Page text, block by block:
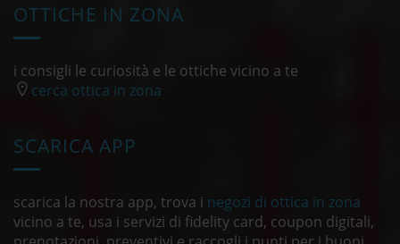
OTTICHE IN ZONA
i consigli le curiosità e le ottiche vicino a te
cerca ottica in zona
SCARICA APP
scarica la nostra app, trova i negozi di ottica in zona
vicino a te, usa i servizi di fidelity card, coupon digitali,